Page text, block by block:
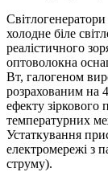
Світлогенератори
холодне біле
реалістичного
оптоволокна
Вт, галогеном
розрахованим на
ефекту
температурних
Устаткування
електромережі з
струму).